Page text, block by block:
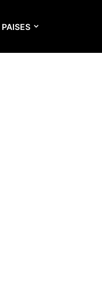
PAISES